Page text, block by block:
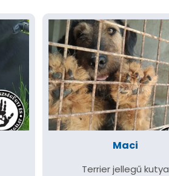
Maci
Terrier jellegű kutya